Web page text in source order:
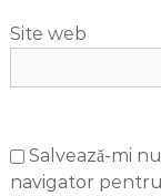
Site web
Salvează-mi
navigator